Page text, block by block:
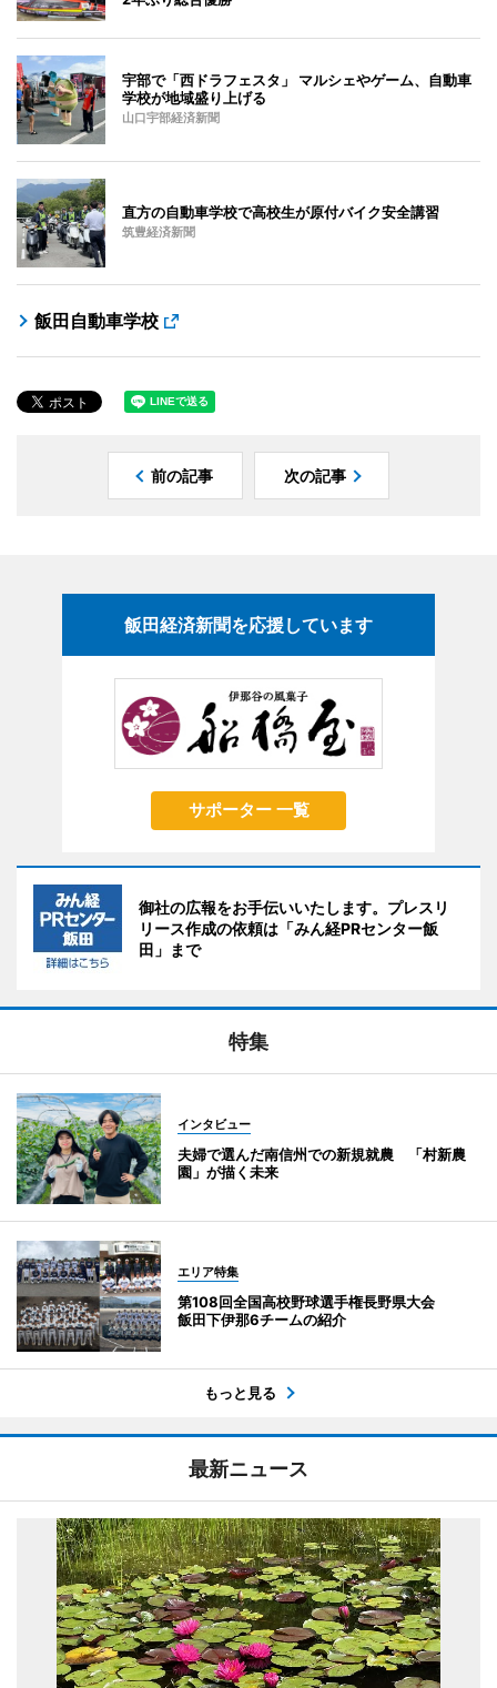
宇部で「西ドラフェスタ」 マルシェやゲーム、自動車
学校が地域盛り上げる
山口宇部経済新聞
直方の自動車学校で高校生が原付バイク安全講習
筑豊経済新聞
飯田自動車学校
前の記事 次の記事
飯田経済新聞を応援しています
サポーター 一覧
御社の広報をお手伝いいたします。プレスリ
リース作成の依頼は「みん経PRセンター飯
田」まで
特集
インタビュー
夫婦で選んだ南信州での新規就農 「村新農
園」が描く未来
エリア特集
第108回全国高校野球選手権長野県大会
飯田下伊那6チームの紹介
もっと見る
最新ニュース